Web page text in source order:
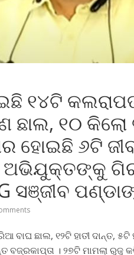
୧୪ଟି
ଛାଲ, ୧୦ କିଲୋ
ହୋଇଛି ୬ଟି
ଅଭିଯୁକ୍ତଙ୍କୁ
ସଞ୍ଜୀବ
ବାଘ ଛାଲ, ୧୨ଟି ହାତୀ ଦାନ୍ତ,
ବଜ୍ରକାପ୍ତା । ୨୭ଟି ମାମଲା